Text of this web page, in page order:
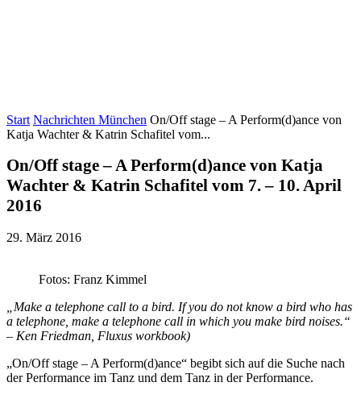
Start Nachrichten München On/Off stage – A Perform(d)ance von
Katja Wachter & Katrin Schafitel vom...
On/Off stage – A Perform(d)ance von Katja
Wachter & Katrin Schafitel vom 7. – 10. April
2016
29. März 2016
Fotos: Franz Kimmel
„Make a telephone call to a bird. If you do not know a bird who has
a telephone, make a telephone call in which you make bird noises.“
– Ken Friedman, Fluxus workbook)
„On/Off stage – A Perform(d)ance“ begibt sich auf die Suche nach
der Performance im Tanz und dem Tanz in der Performance.